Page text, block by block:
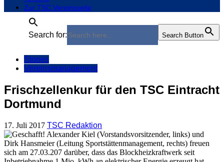
Zur TSC Vereinsseite
Search for: Search Button
Stories
Vereinsmanagement
Frischzellenkur für den TSC Eintracht
Dortmund
17. Juli 2017 TSC Redaktion